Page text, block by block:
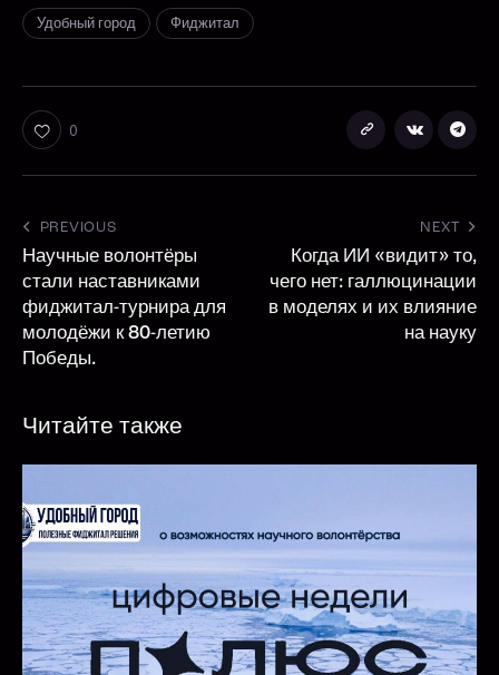
Удобный город Фиджитал
0
PREVIOUS
Научные волонтёры
стали наставниками
фиджитал-турнира для
молодёжи к 80-летию
Победы.
NEXT
Когда ИИ «видит» то,
чего нет: галлюцинации
в моделях и их влияние
на науку
Читайте также